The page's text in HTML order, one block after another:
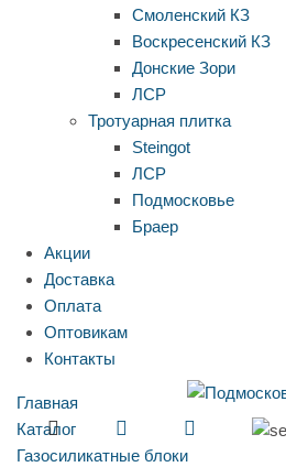
Смоленский КЗ
Воскресенский КЗ
Донские Зори
ЛСР
Тротуарная плитка
Steingot
ЛСР
Подмосковье
Браер
Акции
Доставка
Оплата
Оптовикам
Контакты
Главная
Каталог
Газосиликатные блоки